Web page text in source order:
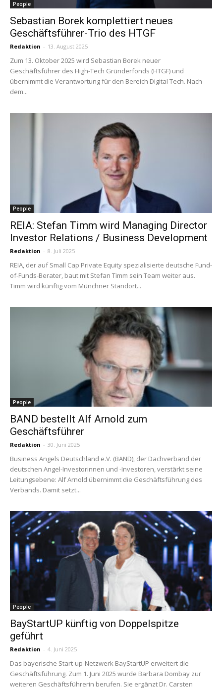
People
Sebastian Borek komplettiert neues
Geschäftsführer-Trio des HTGF
Redaktion - 13. August 2025
Zum 13. Oktober 2025 wird Sebastian Borek neuer
Geschäftsführer des High-Tech Gründerfonds (HTGF) und
übernimmt die Verantwortung für den Bereich Digital Tech. Nach
dem...
People
REIA: Stefan Timm wird Managing Director
Investor Relations / Business Development
Redaktion - 8. Juli 2025
REIA, der auf Small Cap Private Equity spezialisierte deutsche Fund-
of-Funds-Berater, baut mit Stefan Timm sein Team weiter aus.
Timm wird künftig vom Münchner Standort...
People
BAND bestellt Alf Arnold zum
Geschäftsführer
Redaktion - 30. Juni 2025
Business Angels Deutschland e.V. (BAND), der Dachverband der
deutschen Angel-Investorinnen und -Investoren, verstärkt seine
Leitungsebene: Alf Arnold übernimmt die Geschäftsführung des
Verbands. Damit setzt...
People
BayStartUP künftig von Doppelspitze
geführt
Redaktion - 4. Juni 2025
Das bayerische Start-up-Netzwerk BayStartUP erweitert die
Geschäftsführung. Zum 1. Juni 2025 wurde Barbara Dombay zur
weiteren Geschäftsführerin berufen. Sie ergänzt Dr. Carsten